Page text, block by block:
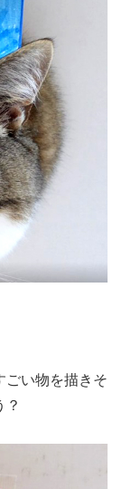
ごい物を描きそ
？